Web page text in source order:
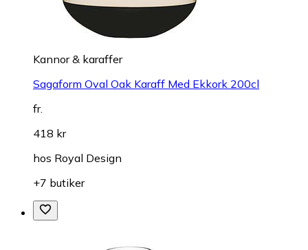
Kannor & karaffer
Sagaform Oval Oak Karaff Med Ekkork 200cl
fr.
418 kr
hos Royal Design
+7 butiker